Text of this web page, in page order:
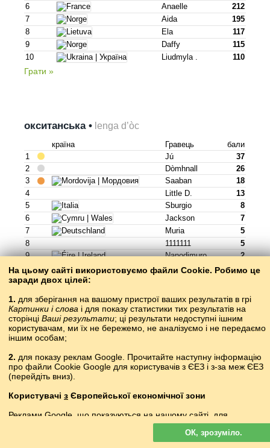
6
Anaelle
212
7
Aida
195
8
Ela
117
9
Daffy
115
10
Liudmyla . 110
Грати »
окситанська • lenga d’òc
країна Гравець
бали
1
Jú
37
2
Dòmhnall
26
3
Saaban
18
4
Little D.
13
5
Sburgio
8
6
Jackson
7
7
Muria
5
8
1111111
5
9
Nanodimuro
2
10
Hh 2
Грати »
осетинська • ирон æвзаг
країна Гравець
бали
1
София
28
2
3
Bigfloppa
5
Slave
Slave (.
На цьому сайті використовуємо файли Cookie. Робимо це
заради двох цілей:
1. для зберігання на вашому пристрої ваших результатів в грі
Картинки і слова і для показу статистики тих результатів на
сторінці Ваші результати; ці результати недоступні ішним
користувачам, ми їх не бережемо, не аналізуємо і не передаємо
іншим особам;
2. для показу реклам Google. Прочитайте наступну інформацію
про файли Cookie Google для користувачів з ЄЕЗ і з-за меж ЄЕЗ
(перейдіть вниз).
Користувачі з Європейської економічної зони
Реклами Google, що показуються на нашому сайті, для
персоналізуються. У такій рекламі файли
cookie не використовуються для персоналізації оголошень, але
служать для обмеження частоти показів, підготовки зведених
ОК, зрозуміло.